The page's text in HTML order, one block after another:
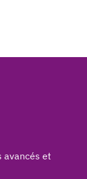
avancés et